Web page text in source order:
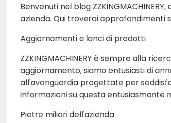
Benvenuti nel blog
azienda. Qui troverai approfondimenti
Aggiornamenti e lanci di prodotti
ZZKINGMACHINERY è sempre alla
aggiornamento, siamo entusiasti di
all'avanguardia progettate per
informazioni su questa
Pietre miliari dell'azienda